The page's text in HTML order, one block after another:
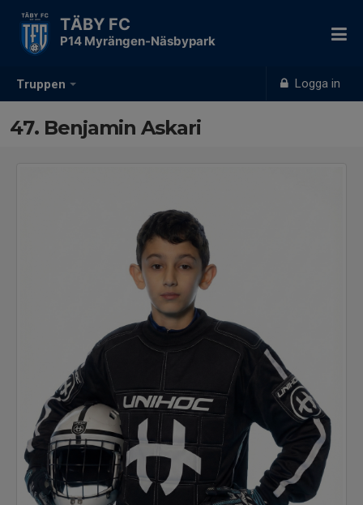
Truppen Logga in
TÄBY FC
P14 Myrängen-Näsbypark
47. Benjamin Askari